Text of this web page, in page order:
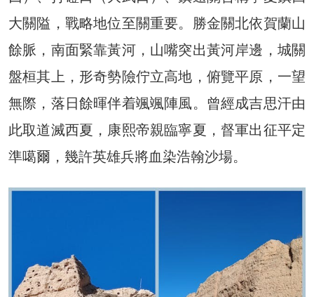
大關隘，戰略地位至關重要。勝金關北依賀蘭山
餘脈，南面緊靠黃河，山嘴突出黃河岸邊，城關
盤桓其上，形奇勢險佇立高地，俯覽平原，一望
無際，落日餘暉伴着颯颯陣風。曾經成吉思汗由
此取道滅西夏，康熙帝親臨寧夏，督軍出征平定
準噶爾，幾許英雄兵將血染浩翰沙場。